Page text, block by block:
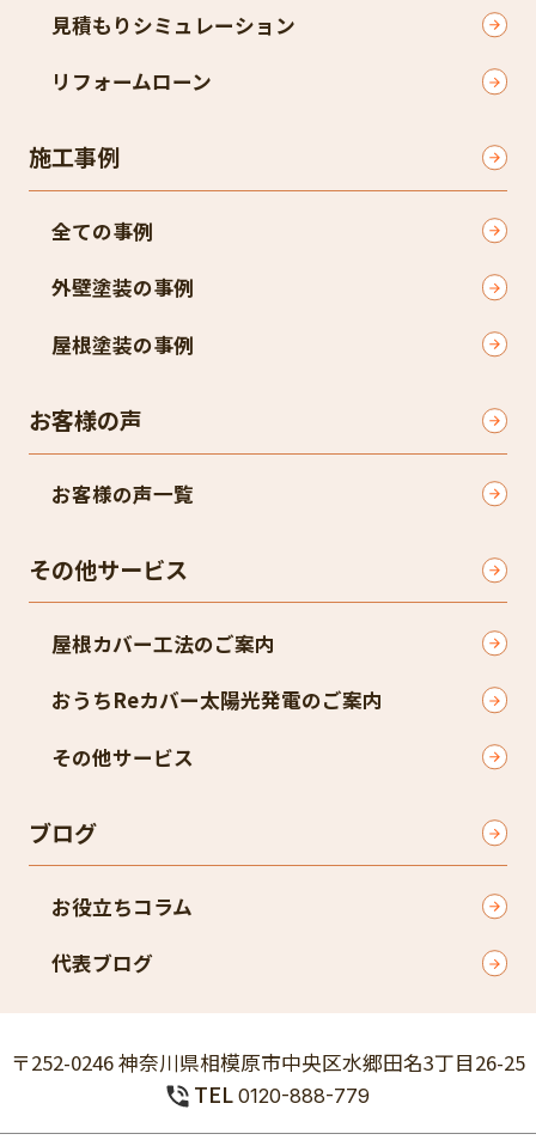
見積もりシミュレーション
リフォームローン
施工事例
全ての事例
外壁塗装の事例
屋根塗装の事例
お客様の声
お客様の声一覧
その他サービス
屋根カバー工法のご案内
おうちReカバー太陽光発電のご案内
その他サービス
ブログ
お役立ちコラム
代表ブログ
〒252-0246 神奈川県相模原市中央区水郷田名3丁目26-25
TEL0120-888-779